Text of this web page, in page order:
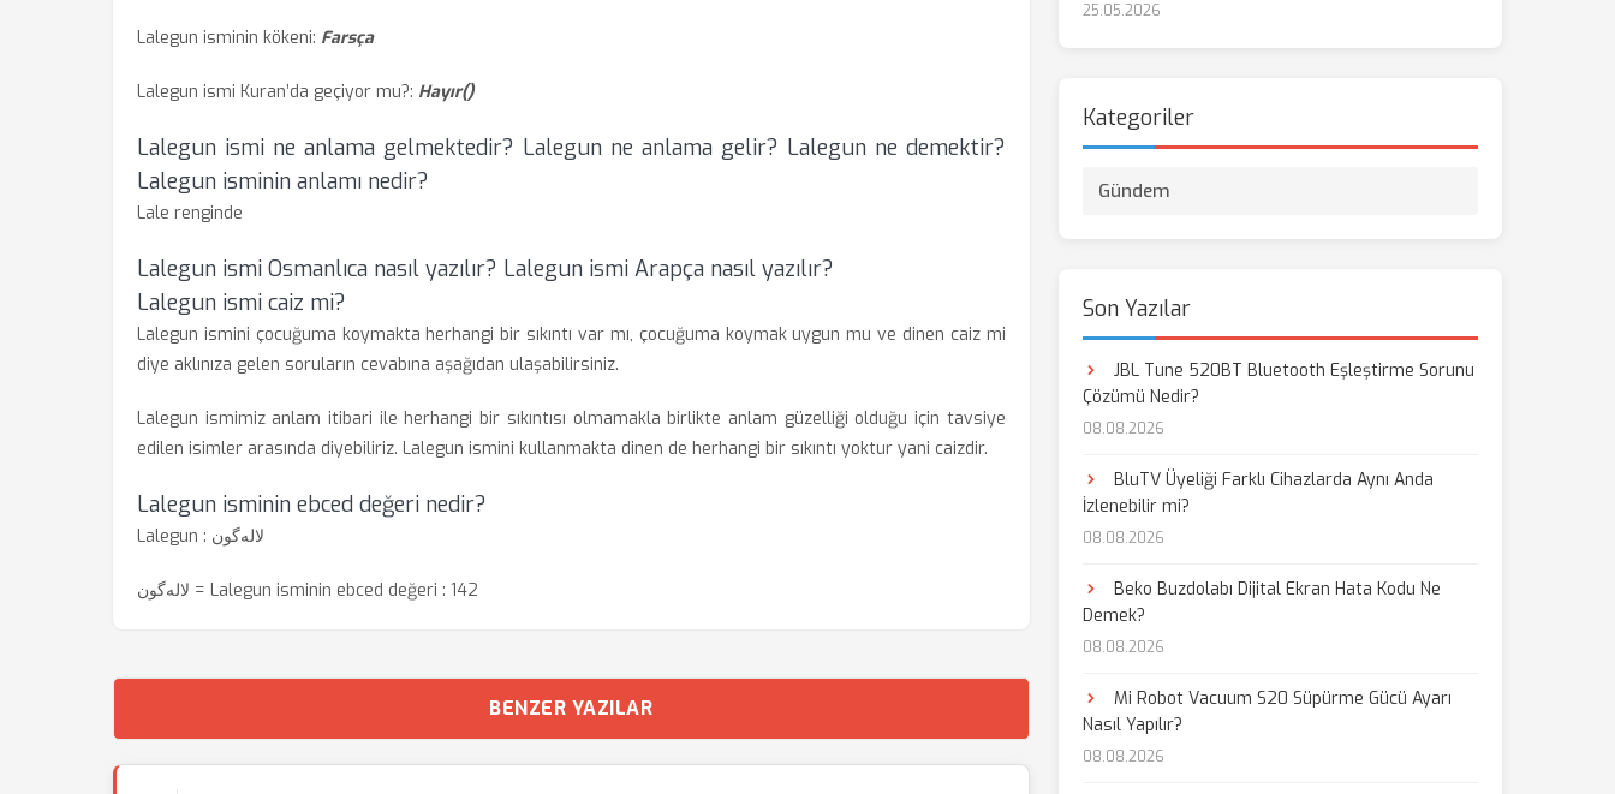
Lalegun isminin kökeni: Farsça
Lalegun ismi Kuran’da geçiyor mu?: Hayır()
Lalegun ismi ne anlama gelmektedir? Lalegun ne anlama gelir? Lalegun ne demektir?
Lalegun isminin anlamı nedir?
Lale renginde
Lalegun ismi Osmanlıca nasıl yazılır? Lalegun ismi Arapça nasıl yazılır?
Lalegun ismi caiz mi?
Lalegun ismini çocuğuma koymakta herhangi bir sıkıntı var mı, çocuğuma koymak uygun mu ve dinen caiz mi
diye aklınıza gelen soruların cevabına aşağıdan ulaşabilirsiniz.
Lalegun ismimiz anlam itibari ile herhangi bir sıkıntısı olmamakla birlikte anlam güzelliği olduğu için tavsiye
edilen isimler arasında diyebiliriz. Lalegun ismini kullanmakta dinen de herhangi bir sıkıntı yoktur yani caizdir.
Lalegun isminin ebced değeri nedir?
Lalegun : لاله‌گون
لاله‌گون = Lalegun isminin ebced değeri : 142
BENZER YAZILAR
25.05.2026
Kategoriler
Gündem
Son Yazılar
JBL Tune 520BT Bluetooth Eşleştirme Sorunu
Çözümü Nedir?
08.08.2026
BluTV Üyeliği Farklı Cihazlarda Aynı Anda
İzlenebilir mi?
08.08.2026
Beko Buzdolabı Dijital Ekran Hata Kodu Ne
Demek?
08.08.2026
Mi Robot Vacuum S20 Süpürme Gücü Ayarı
Nasıl Yapılır?
08.08.2026